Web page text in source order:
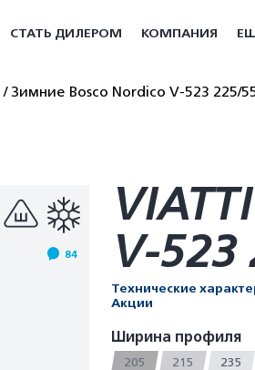
СТАТЬ ДИЛЕРОМ КОМПАНИЯ
Зимние Bosco Nordico V-523 225/
84
V-523
Технические
Акции
Ширина профиля
205 215 235